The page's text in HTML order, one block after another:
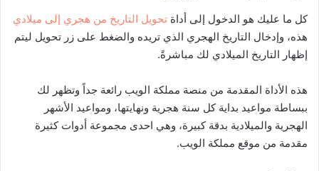
كل ما عليك هو الدخول إلى أداة تحويل التاريخ من هجري إلى ميلادي
هذه، وإدخال التاريخ الهجري الذي تريده والضغط على زر تحويل ليتم
إظهار التاريخ الميلادي لك مباشرةً.
هذه الأداة المقدمة من منصة مملكة الويب رائعة جداً وتظهر لك
ببساطة مواعيد بداية كل سنة هجرية ونهايتها، ومواعيد الأشهر
الهجرية والميلادية بدقة كبيرة، وهي احدى مجموعة أدوات كثيرة
مقدمة من موقع مملكة الويب.